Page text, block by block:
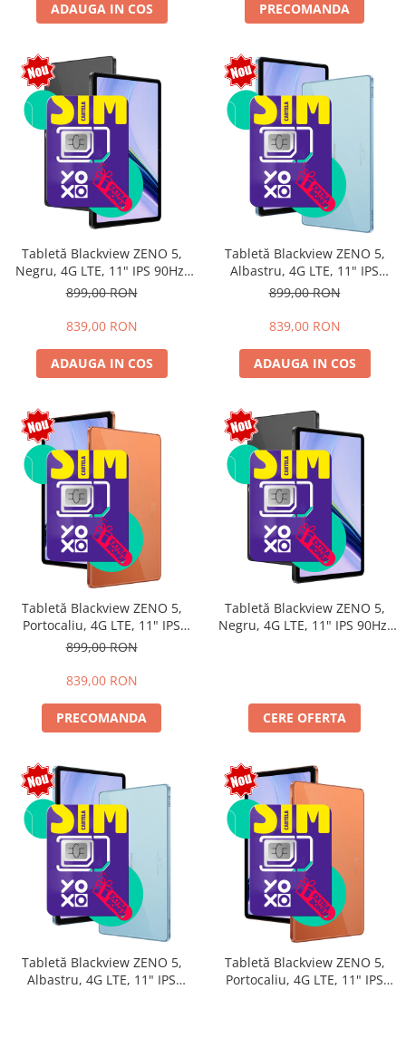
ADAUGA IN COS PRECOMANDA
Tabletă Blackview ZENO 5,
Negru, 4G LTE, 11" IPS 90Hz,
12GB RAM (3GB + 9GB
16, Unisoc T7250, 8300mAh,
SIM
899,00 RON
839,00 RON
ADAUGA IN COS
Tabletă Blackview ZENO 5,
Albastru, 4G LTE, 11" IPS
90Hz, 12GB RAM (3GB + 9GB
16, Unisoc T7250, 8300mAh,
SIM
899,00 RON
839,00 RON
ADAUGA IN COS
Tabletă Blackview ZENO 5,
Portocaliu, 4G LTE, 11" IPS
90Hz, 12GB RAM (3GB + 9GB
16, Unisoc T7250, 8300mAh,
SIM
899,00 RON
839,00 RON
PRECOMANDA
Tabletă Blackview ZENO 5,
Negru, 4G LTE, 11" IPS 90Hz,
SIM
CERE OFERTA
Tabletă Blackview ZENO 5,
Albastru, 4G LTE, 11" IPS
Tabletă Blackview ZENO 5,
Portocaliu, 4G LTE, 11" IPS